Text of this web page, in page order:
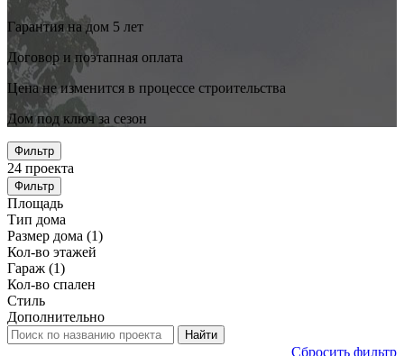
Гарантия на дом 5 лет
Договор и поэтапная оплата
Цена не изменится в процессе строительства
Дом под ключ за сезон
Фильтр
24 проекта
Фильтр
Площадь
Тип дома
Размер дома (1)
Кол-во этажей
Гараж (1)
Кол-во спален
Стиль
Дополнительно
Сбросить фильтр